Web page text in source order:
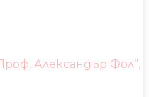
Александър Фол“,